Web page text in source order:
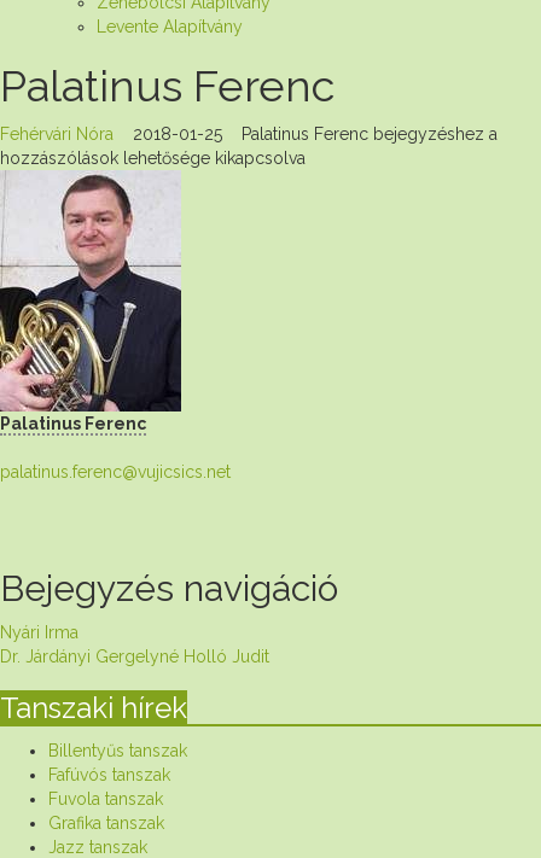
Levente Alapítvány
Palatinus Ferenc
Fehérvári Nóra 2018-01-25 Palatinus Ferenc bejegyzéshez a
hozzászólások lehetősége kikapcsolva
Palatinus Ferenc
palatinus.ferenc@vujicsics.net
Bejegyzés navigáció
Nyári Irma
Dr. Járdányi Gergelyné Holló Judit
Tanszaki hírek
Billentyűs tanszak
Fafúvós tanszak
Fuvola tanszak
Grafika tanszak
Jazz tanszak